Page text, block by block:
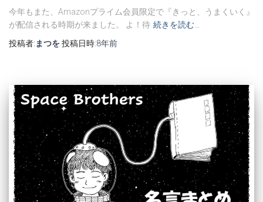
今年もまた、Amazonプライム会員限定で『きっと、うまくいく』
が配信される時期が来ました。 よ！待 続きを読む…
投稿者: まつを投稿日時:8年前